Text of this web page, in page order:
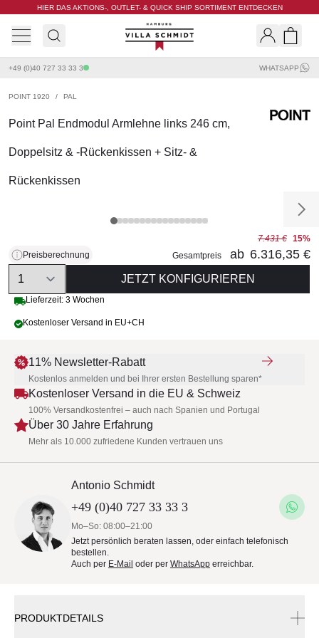
HIER DAS AKTIONS-, OUTLET- & QUICK SHIP SORTIMENT ENTDECKEN
Villa Schmidt
+49 (0)40 727 33 33 3 WHATSAPP
POINT 1920 / PAL
Point Pal Endmodul Armlehne links 246 cm,
Doppelsitz & -Rückenkissen + Sitz- &
Rückenkissen
Preisberechnung
7.431 € 15%
Gesamtpreis
ab 6.316,35 €
Quantity
JETZT KONFIGURIEREN
Lieferzeit: 3 Wochen
Kostenloser Versand in EU+CH
11% Newsletter-Rabatt
Kostenlos anmelden und bei Ihrer ersten Bestellung sparen*
Kostenloser Versand in die EU & Schweiz
100% Versandkostenfrei – auch nach Spanien und Portugal
Über 30 Jahre Erfahrung
Mehr als 10.000 zufriedene Kunden vertrauen uns
Antonio Schmidt
+49 (0)40 727 33 33 3
Mo–So: 08:00–21:00
Jetzt persönlich beraten lassen, oder einfach telefonisch
bestellen.
Auch per E-Mail oder per WhatsApp erreichbar.
PRODUKTDETAILS